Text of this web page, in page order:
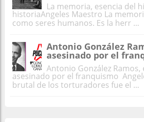
La memoria, esencia del
historiaAngeles Maestro La
como seres humanos. Es la herr ...
Antonio González
asesinado por el
Antonio González
asesinado por el franquismo
brutal de los torturadores fue el ...